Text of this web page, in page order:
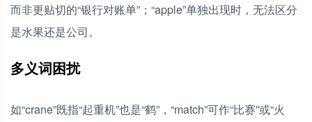
而非更贴切的“银行对账单”；“apple”单独出现时，无法区分
是水果还是公司。
多义词困扰
如“crane”既指“起重机”也是“鹤”，“match”可作“比赛”或“火